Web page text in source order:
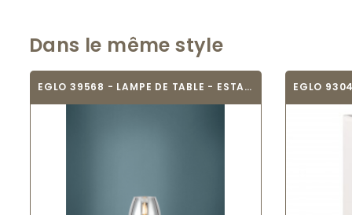
Dans le même style
EGLO 39568 - LAMPE DE TABLE - ESTANYS